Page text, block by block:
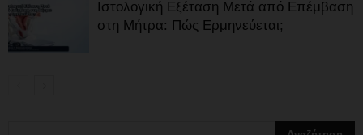
Ιστολογική Εξέταση Μετά από Επέμβαση
στη Μήτρα: Πώς Ερμηνεύεται;